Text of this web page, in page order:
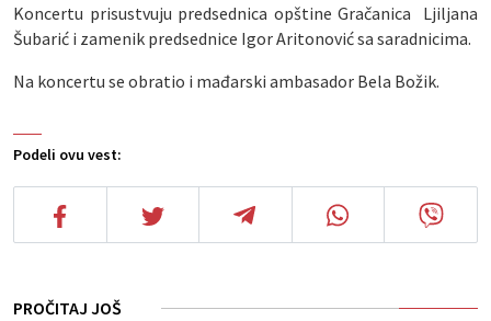
Podeli ovu vest:
Koncertu prisustvuju predsednica opštine Gračanica Ljiljana
Šubarić i zamenik predsednice Igor Aritonović sa saradnicima.
Na koncertu se obratio i mađarski ambasador Bela Božik.
PROČITAJ JOŠ